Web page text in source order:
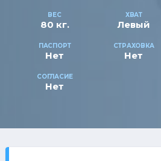
ВЕС
80 кг.
ХВАТ
Левый
ПАСПОРТ
Нет
СТРАХОВКА
Нет
СОГЛАСИЕ
Нет